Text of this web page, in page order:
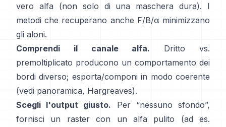
vero alfa (non solo di una maschera dura). I
metodi che recuperano anche F/B/α minimizzano
gli aloni.
Comprendi il canale alfa.
Dritto vs.
premoltiplicato producono un comportamento dei
bordi diverso; esporta/componi in modo coerente
(vedi panoramica, Hargreaves).
Scegli l'output giusto. Per “nessuno sfondo”,
fornisci un raster con un alfa pulito (ad es.